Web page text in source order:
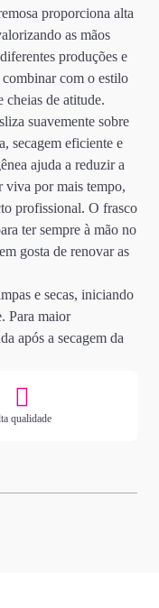
proporciona alta
as mãos
produções e
com o estilo
cheias de atitude.
suavemente sobre
secagem eficiente e
ajuda a reduzir a
viva por mais tempo,
profissional. O frasco
ter sempre à mão no
gosta de renovar as
e secas, iniciando
Para maior
após a secagem da
qualidade